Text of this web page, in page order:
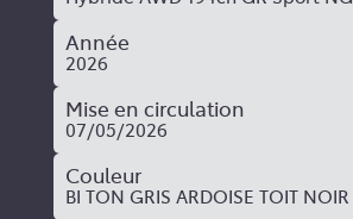
Année
2026
Mise en circulation
07/05/2026
Couleur
BI TON GRIS ARDOISE TOIT NOIR